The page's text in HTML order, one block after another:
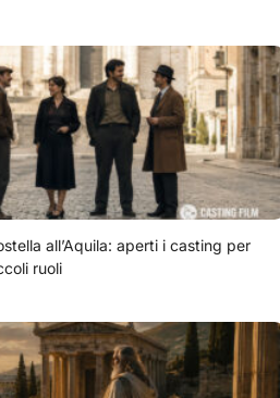
all’Aquila: aperti i casting per
ruoli